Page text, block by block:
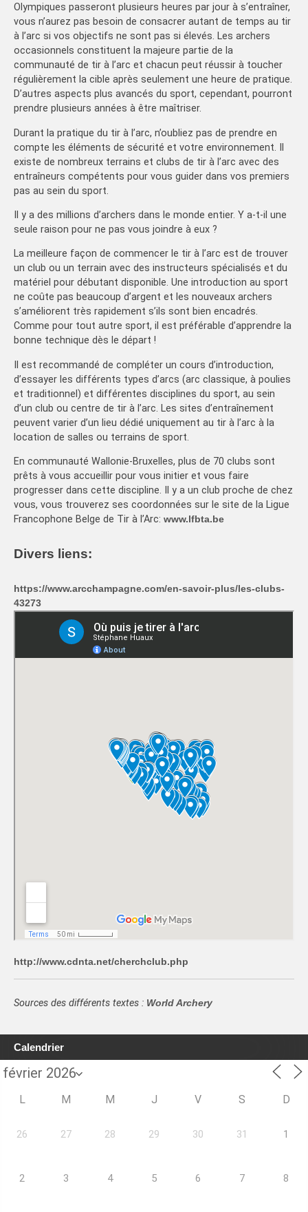
Olympiques passeront plusieurs heures par jour à s’entraîner,
vous n’aurez pas besoin de consacrer autant de temps au tir
à l’arc si vos objectifs ne sont pas si élevés. Les archers
occasionnels constituent la majeure partie de la
communauté de tir à l’arc et chacun peut réussir à toucher
régulièrement la cible après seulement une heure de pratique.
D’autres aspects plus avancés du sport, cependant, pourront
prendre plusieurs années à être maîtriser.
Durant la pratique du tir à l’arc, n’oubliez pas de prendre en
compte les éléments de sécurité et votre environnement. Il
existe de nombreux terrains et clubs de tir à l’arc avec des
entraîneurs compétents pour vous guider dans vos premiers
pas au sein du sport.
Il y a des millions d’archers dans le monde entier. Y a-t-il une
seule raison pour ne pas vous joindre à eux ?
La meilleure façon de commencer le tir à l’arc est de trouver
un club ou un terrain avec des instructeurs spécialisés et du
matériel pour débutant disponible. Une introduction au sport
ne coûte pas beaucoup d’argent et les nouveaux archers
s’améliorent très rapidement s’ils sont bien encadrés.
Comme pour tout autre sport, il est préférable d’apprendre la
bonne technique dès le départ !
Il est recommandé de compléter un cours d’introduction,
d’essayer les différents types d’arcs (arc classique, à poulies
et traditionnel) et différentes disciplines du sport, au sein
d’un club ou centre de tir à l’arc. Les sites d’entraînement
peuvent varier d’un lieu dédié uniquement au tir à l’arc à la
location de salles ou terrains de sport.
En communauté Wallonie-Bruxelles, plus de 70 clubs sont
prêts à vous accueillir pour vous initier et vous faire
progresser dans cette discipline. Il y a un club proche de chez
vous, vous trouverez ses coordonnées sur le site de la Ligue
Francophone Belge de Tir à l’Arc: www.lfbta.be
Divers liens:
https://www.arcchampagne.com/en-savoir-plus/les-clubs-
43273
http://www.cdnta.net/cherchclub.php
Sources des différents textes : World Archery
Calendrier
L M M J V S D
26 27 28 29 30 31 1
2 3 4 5 6 7 8